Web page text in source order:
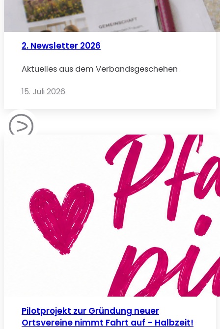
2. Newsletter 2026
Aktuelles aus dem Verbandsgeschehen
15. Juli 2026
Pilotprojekt zur Gründung neuer
Ortsvereine nimmt Fahrt auf – Halbzeit!